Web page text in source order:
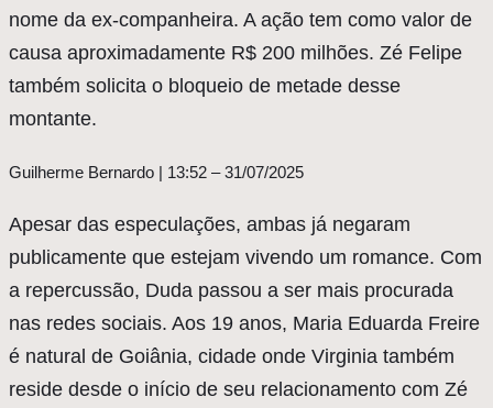
nome da ex-companheira. A ação tem como valor de
causa aproximadamente R$ 200 milhões. Zé Felipe
também solicita o bloqueio de metade desse
montante.
Guilherme Bernardo | 13:52 – 31/07/2025
Apesar das especulações, ambas já negaram
publicamente que estejam vivendo um romance. Com
a repercussão, Duda passou a ser mais procurada
nas redes sociais. Aos 19 anos, Maria Eduarda Freire
é natural de Goiânia, cidade onde Virginia também
reside desde o início de seu relacionamento com Zé